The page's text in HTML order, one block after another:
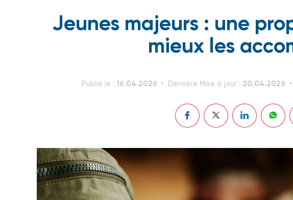
Jeunes majeurs : une
mieux les
Publié le : 16.04.2026 Dernière Mise à jour : 20.04.2026